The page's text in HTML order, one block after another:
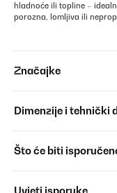
hladnoće ili topline –
porozna, lomljiva ili
Značajke
Dimenzije i tehnički
Što će biti
Uvjeti isporuke